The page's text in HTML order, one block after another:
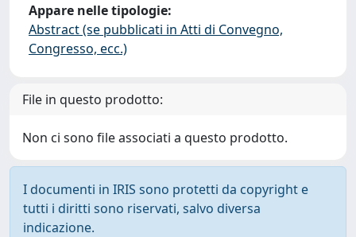
Appare nelle tipologie:
Abstract (se pubblicati in Atti di Convegno,
Congresso, ecc.)
File in questo prodotto:
Non ci sono file associati a questo prodotto.
I documenti in IRIS sono protetti da copyright e
tutti i diritti sono riservati, salvo diversa
indicazione.